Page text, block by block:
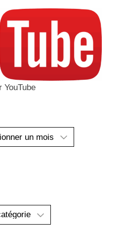
YouTube